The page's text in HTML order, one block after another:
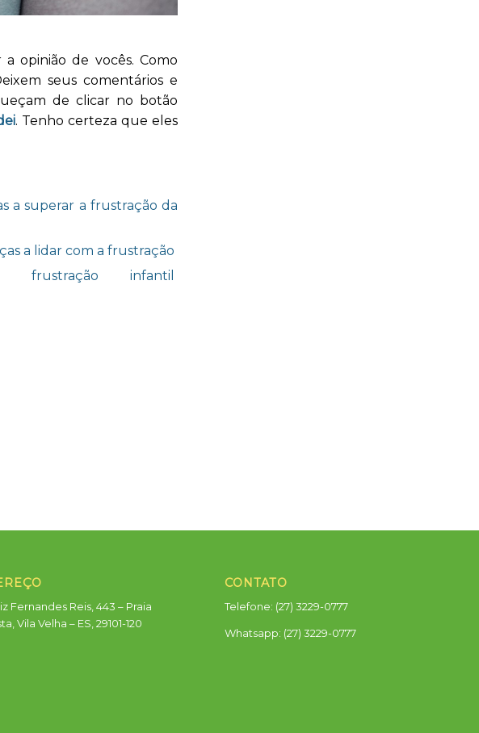
opinião de vocês. Como
seus comentários e
de clicar no botão
. Tenho certeza que eles
a superar a frustração da
a lidar com a frustração
infantil
Fernandes Reis, 443 – Praia
Vila Velha – ES, 29101-120
CONTATO
Telefone: (27) 3229-0777
Whatsapp: (27) 3229-0777